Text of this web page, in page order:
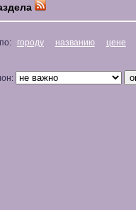
городу названию цене